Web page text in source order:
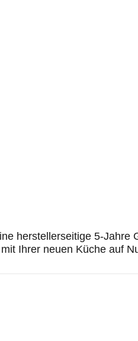
herstellerseitige 5-
Ihrer neuen Küche auf